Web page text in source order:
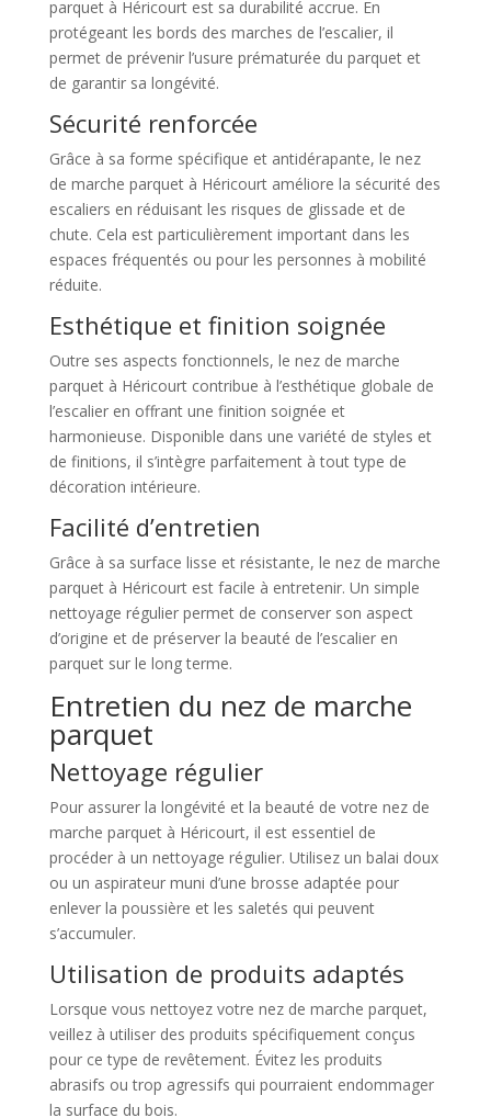
parquet à Héricourt est sa durabilité accrue. En
protégeant les bords des marches de l’escalier, il
permet de prévenir l’usure prématurée du parquet et
de garantir sa longévité.
Sécurité renforcée
Grâce à sa forme spécifique et antidérapante, le nez
de marche parquet à Héricourt améliore la sécurité des
escaliers en réduisant les risques de glissade et de
chute. Cela est particulièrement important dans les
espaces fréquentés ou pour les personnes à mobilité
réduite.
Esthétique et finition soignée
Outre ses aspects fonctionnels, le nez de marche
parquet à Héricourt contribue à l’esthétique globale de
l’escalier en offrant une finition soignée et
harmonieuse. Disponible dans une variété de styles et
de finitions, il s’intègre parfaitement à tout type de
décoration intérieure.
Facilité d’entretien
Grâce à sa surface lisse et résistante, le nez de marche
parquet à Héricourt est facile à entretenir. Un simple
nettoyage régulier permet de conserver son aspect
d’origine et de préserver la beauté de l’escalier en
parquet sur le long terme.
Entretien du nez de marche
parquet
Nettoyage régulier
Pour assurer la longévité et la beauté de votre nez de
marche parquet à Héricourt, il est essentiel de
procéder à un nettoyage régulier. Utilisez un balai doux
ou un aspirateur muni d’une brosse adaptée pour
enlever la poussière et les saletés qui peuvent
s’accumuler.
Utilisation de produits adaptés
Lorsque vous nettoyez votre nez de marche parquet,
veillez à utiliser des produits spécifiquement conçus
pour ce type de revêtement. Évitez les produits
abrasifs ou trop agressifs qui pourraient endommager
la surface du bois.